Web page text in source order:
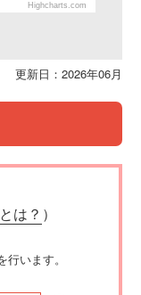
Highcharts.com
更新日：2026年06月
は？ ）
います。